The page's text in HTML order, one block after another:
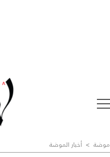
موضة > أخبار الموضة